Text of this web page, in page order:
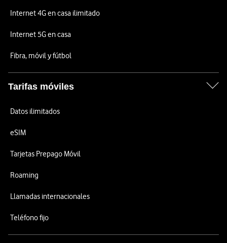
Internet 4G en casa ilimitado
Internet 5G en casa
Fibra, móvil y fútbol
Tarifas móviles
Datos ilimitados
eSIM
Tarjetas Prepago Móvil
Roaming
Llamadas internacionales
Teléfono fijo